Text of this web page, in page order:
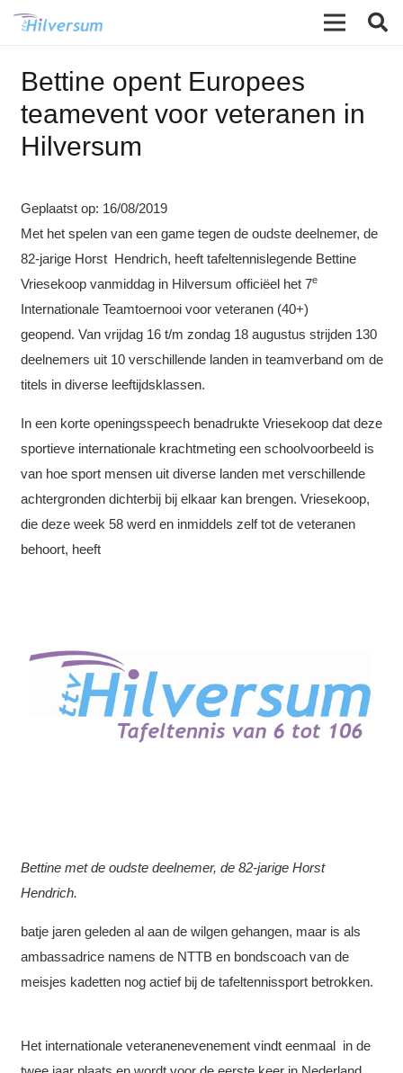
Bettine opent Europees
teamevent voor veteranen in
Hilversum
Geplaatst op: 16/08/2019
Met het spelen van een game tegen de oudste deelnemer, de
82-jarige Horst Hendrich, heeft tafeltennislegende Bettine
Vriesekoop vanmiddag in Hilversum officiëel het 7e
Internationale Teamtoernooi voor veteranen (40+)
geopend. Van vrijdag 16 t/m zondag 18 augustus strijden 130
deelnemers uit 10 verschillende landen in teamverband om de
titels in diverse leeftijdsklassen.
In een korte openingsspeech benadrukte Vriesekoop dat deze
sportieve internationale krachtmeting een schoolvoorbeeld is
van hoe sport mensen uit diverse landen met verschillende
achtergronden dichterbij bij elkaar kan brengen. Vriesekoop,
die deze week 58 werd en inmiddels zelf tot de veteranen
behoort, heeft
Bettine met de oudste deelnemer, de 82-jarige Horst
Hendrich.
batje jaren geleden al aan de wilgen gehangen, maar is als
ambassadrice namens de NTTB en bondscoach van de
meisjes kadetten nog actief bij de tafeltennissport betrokken.
Het internationale veteranenevenement vindt eenmaal in de